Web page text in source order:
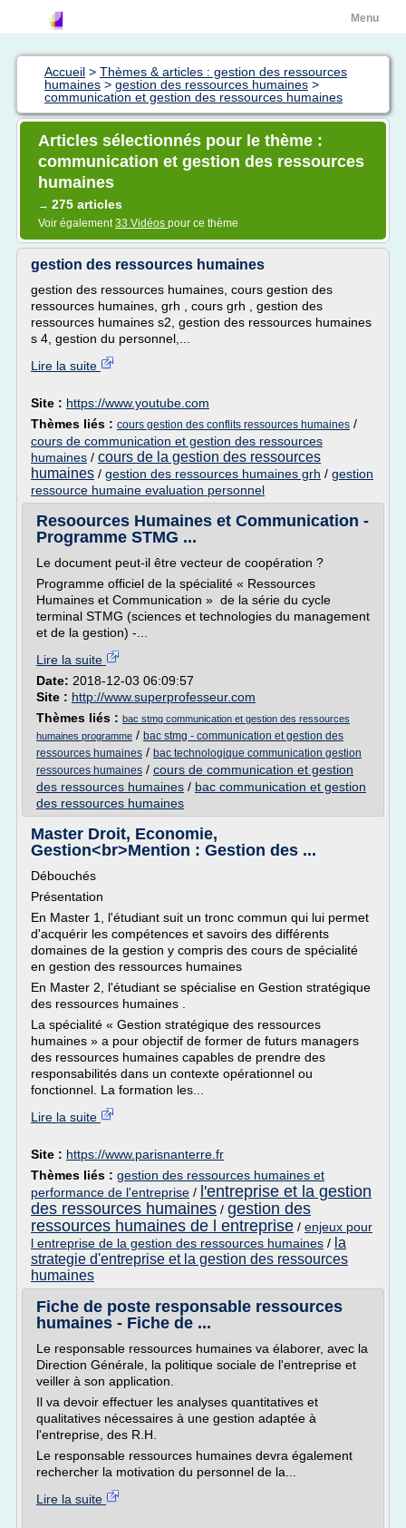
Menu
Accueil > Thèmes & articles : gestion des ressources
humaines > gestion des ressources humaines >
communication et gestion des ressources humaines
Articles sélectionnés pour le thème :
communication et gestion des ressources
humaines
→ 275 articles
Voir également33 Vidéos pour ce thème
gestion des ressources humaines
gestion des ressources humaines, cours gestion des
ressources humaines, grh , cours grh , gestion des
ressources humaines s2, gestion des ressources humaines
s 4, gestion du personnel,...
Lire la suite
Site : https://www.youtube.com
Thèmes liés : cours gestion des conflits ressources humaines /
cours de communication et gestion des ressources
humaines / cours de la gestion des ressources
humaines / gestion des ressources humaines grh / gestion
ressource humaine evaluation personnel
Resoources Humaines et Communication -
Programme STMG ...
Le document peut-il être vecteur de coopération ?
Programme officiel de la spécialité « Ressources
Humaines et Communication » de la série du cycle
terminal STMG (sciences et technologies du management
et de la gestion) -...
Lire la suite
Date: 2018-12-03 06:09:57
Site : http://www.superprofesseur.com
Thèmes liés : bac stmg communication et gestion des ressources
humaines programme / bac stmg - communication et gestion des
ressources humaines / bac technologique communication gestion
ressources humaines / cours de communication et gestion
des ressources humaines / bac communication et gestion
des ressources humaines
Master Droit, Economie,
Gestion<br>Mention : Gestion des ...
Débouchés
Présentation
En Master 1, l'étudiant suit un tronc commun qui lui permet
d'acquérir les compétences et savoirs des différents
domaines de la gestion y compris des cours de spécialité
en gestion des ressources humaines
En Master 2, l'étudiant se spécialise en Gestion stratégique
des ressources humaines .
La spécialité « Gestion stratégique des ressources
humaines » a pour objectif de former de futurs managers
des ressources humaines capables de prendre des
responsabilités dans un contexte opérationnel ou
fonctionnel. La formation les...
Lire la suite
Site : https://www.parisnanterre.fr
Thèmes liés : gestion des ressources humaines et
performance de l'entreprise / l'entreprise et la gestion
des ressources humaines / gestion des
ressources humaines de l entreprise / enjeux pour
l entreprise de la gestion des ressources humaines / la
strategie d'entreprise et la gestion des ressources
humaines
Fiche de poste responsable ressources
humaines - Fiche de ...
Le responsable ressources humaines va élaborer, avec la
Direction Générale, la politique sociale de l'entreprise et
veiller à son application.
Il va devoir effectuer les analyses quantitatives et
qualitatives nécessaires à une gestion adaptée à
l'entreprise, des R.H.
Le responsable ressources humaines devra également
rechercher la motivation du personnel de la...
Lire la suite